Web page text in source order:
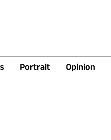
Portrait Opinion